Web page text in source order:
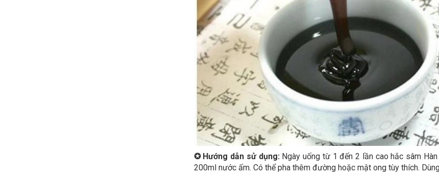
✪ Hướng dẫn sử dụng: Ngày uống từ 1 đến 2 lần cao hắc sâm
200ml nước ấm. Có thể pha thêm đường hoặc mật ong tùy thích.